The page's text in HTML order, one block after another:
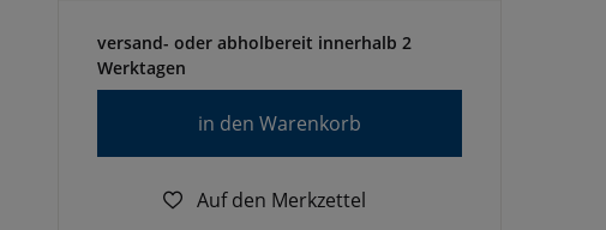
versand- oder abholbereit innerhalb 2
Werktagen
in den Warenkorb
Auf den Merkzettel